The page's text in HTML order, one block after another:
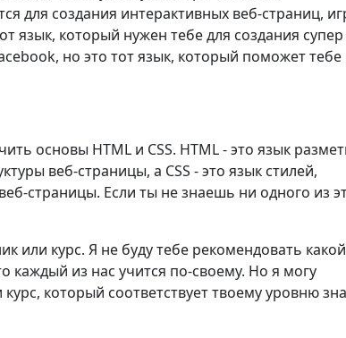
для создания интерактивных веб-страниц,
язык, который нужен тебе для создания супер
но это тот язык, который поможет тебе
основы HTML и CSS. HTML - это язык
веб-страницы, а CSS - это язык стилей,
страницы. Если ты не знаешь ни одного из
или курс. Я не буду тебе рекомендовать
каждый из нас учится по-своему. Но я могу
который соответствует твоему уровню